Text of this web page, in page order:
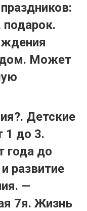
дом. Может
Детские
1 до 3.
года до
развитие
—
7я. Жизнь